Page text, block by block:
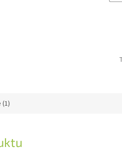
(1)